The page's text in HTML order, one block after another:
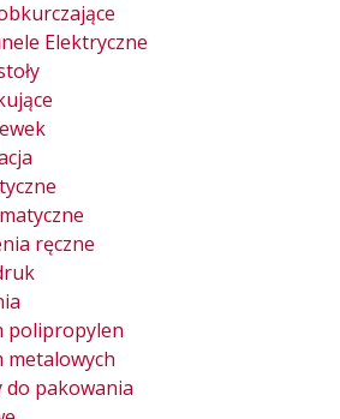
Elektryczne
ręczne
polipropylen
metalowych
do pakowania